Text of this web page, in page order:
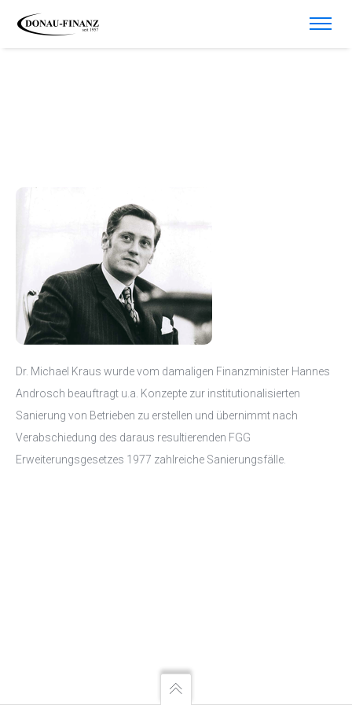
Dr. Michael Kraus wurde vom damaligen Finanzminister Hannes
Androsch beauftragt u.a. Konzepte zur institutionalisierten
Sanierung von Betrieben zu erstellen und übernimmt nach
Verabschiedung des daraus resultierenden FGG
Erweiterungsgesetzes 1977 zahlreiche Sanierungsfälle.